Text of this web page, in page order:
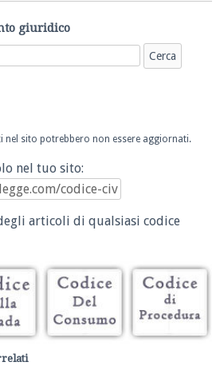
giuridico
nel sito potrebbero non essere aggiornati.
nel tuo sito:
articoli di qualsiasi codice